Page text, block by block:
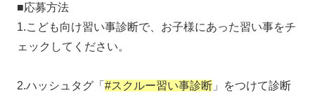
■応募方法
1.こども向け習い事診断で、お子様にあった習い事をチ
ェックしてください。
2.ハッシュタグ「 #スクルー習い事診断 」をつけて診断